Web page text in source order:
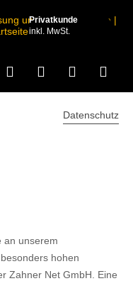
Privatkunde
inkl. MwSt.
Datenschutz
an unserem
hohen
Zahner Net GmbH. Eine